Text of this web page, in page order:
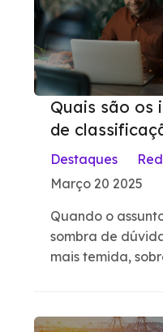
Quais são os
de
Destaques
Março 20 2025
Quando o
sombra de
mais temida,